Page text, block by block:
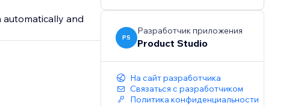
and
PS
Разработчик приложения
Product Studio
На сайт разработчика
Связаться с разработчиком
Политика конфиденциальности